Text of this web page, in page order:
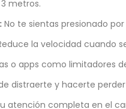
metros.
No te sientas presionado
la velocidad cuando
o apps como limitadores
distraerte y hacerte
atención completa en el